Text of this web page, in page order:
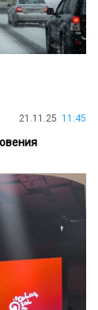
21.11.25 11:45